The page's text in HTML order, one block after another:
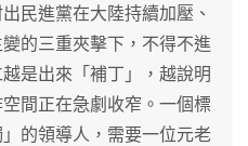
民進黨在大陸持續加壓、
的三重夾擊下，不得不進
是出來「補丁」，越說明
間正在急劇收窄。一個標
的領導人，需要一位元老